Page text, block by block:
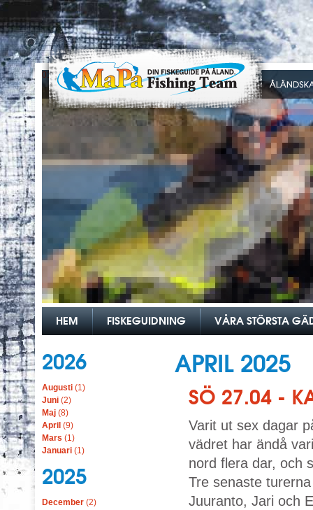
01234
HEM FISKEGUIDNING VÅRA STÖRSTA
2026
Augusti (1)
Juni (2)
Maj (8)
April (9)
Mars (1)
Januari (1)
2025
December (2)
APRIL 2025
SÖ 27.04 -
Varit ut sex dagar
vädret har ändå
nord flera dar, och
Tre senaste
Juuranto, Jari och